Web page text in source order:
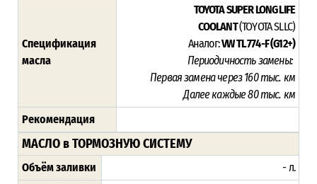
Спецификация
масла
TOYOTA SUPER LONG LIFE
COOLANT(TOYOTA SLLC)
Аналог:VW TL 774-F (G12+)
Периодичность замены:
Первая замена через 160 тыс. км
Далее каждые 80 тыс. км
Рекомендация
МАСЛО в ТОРМОЗНУЮ СИСТЕМУ
Объём заливки - л.